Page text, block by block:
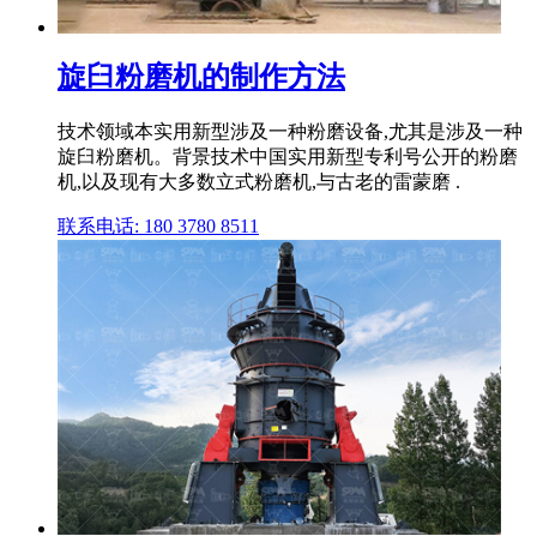
旋臼粉磨机的制作方法
技术领域本实用新型涉及一种粉磨设备,尤其是涉及一种
旋臼粉磨机。背景技术中国实用新型专利号公开的粉磨
机,以及现有大多数立式粉磨机,与古老的雷蒙磨 .
联系电话: 180 3780 8511